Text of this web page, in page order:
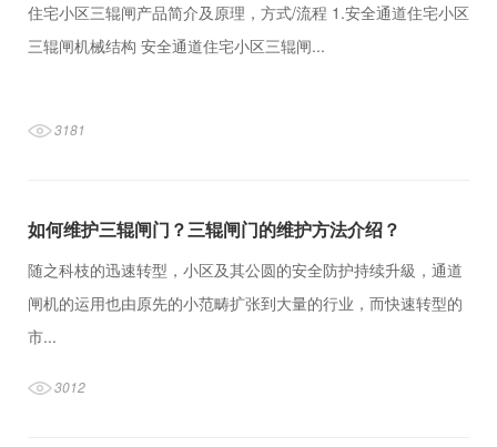
住宅小区三辊闸产品简介及原理，方式/流程 1.安全通道住宅小区
三辊闸机械结构 安全通道住宅小区三辊闸...
3181
如何维护三辊闸门？三辊闸门的维护方法介绍？
随之科枝的迅速转型，小区及其公圆的安全防护持续升級，通道
闸机的运用也由原先的小范畴扩张到大量的行业，而快速转型的
市...
3012